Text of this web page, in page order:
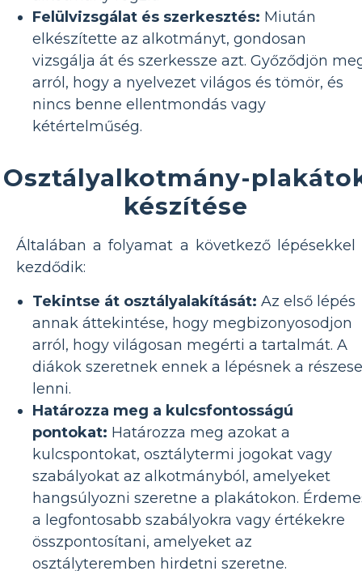
Felülvizsgálat és szerkesztés: Miután
elkészítette az alkotmányt, gondosan
vizsgálja át és szerkessze azt. Győződjön
arról, hogy a nyelvezet világos és tömör, és
nincs benne ellentmondás vagy
kétértelműség.
Osztályalkotmány-
készítése
Általában a folyamat a következő lépésekkel
kezdődik:
Tekintse át osztályalakítását: Az első lépés
annak áttekintése, hogy megbizonyosodjon
arról, hogy világosan megérti a tartalmát. A
diákok szeretnek ennek a lépésnek a
lenni.
Határozza meg a kulcsfontosságú
pontokat: Határozza meg azokat a
kulcspontokat, osztálytermi jogokat vagy
szabályokat az alkotmányból, amelyeket
hangsúlyozni szeretne a plakátokon.
a legfontosabb szabályokra vagy értékekre
összpontosítani, amelyeket az
osztályteremben hirdetni szeretne.